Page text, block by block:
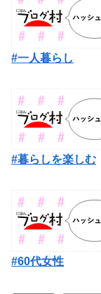
#一人暮らし
#暮らしを楽しむ
#60代女性